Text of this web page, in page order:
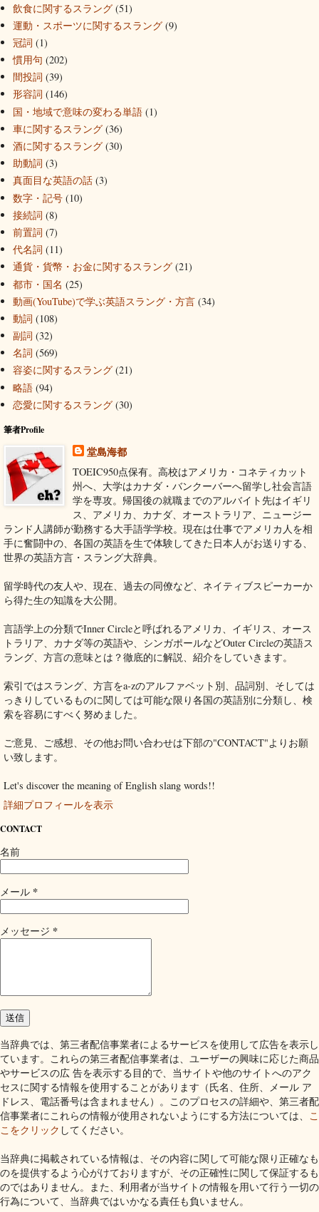
飲食に関するスラング (51)
運動・スポーツに関するスラング (9)
冠詞 (1)
慣用句 (202)
間投詞 (39)
形容詞 (146)
国・地域で意味の変わる単語 (1)
車に関するスラング (36)
酒に関するスラング (30)
助動詞 (3)
真面目な英語の話 (3)
数字・記号 (10)
接続詞 (8)
前置詞 (7)
代名詞 (11)
通貨・貨幣・お金に関するスラング (21)
都市・国名 (25)
動画(YouTube)で学ぶ英語スラング・方言 (34)
動詞 (108)
副詞 (32)
名詞 (569)
容姿に関するスラング (21)
略語 (94)
恋愛に関するスラング (30)
筆者Profile
堂島海都
TOEIC950点保有。高校はアメリカ・コネティカット
州へ、大学はカナダ・バンクーバーへ留学し社会言語
学を専攻。帰国後の就職までのアルバイト先はイギリ
ス、アメリカ、カナダ、オーストラリア、ニュージー
ランド人講師が勤務する大手語学学校。現在は仕事でアメリカ人を相
手に奮闘中の、各国の英語を生で体験してきた日本人がお送りする、
世界の英語方言・スラング大辞典。
留学時代の友人や、現在、過去の同僚など、ネイティブスピーカーか
ら得た生の知識を大公開。
言語学上の分類でInner Circleと呼ばれるアメリカ、イギリス、オース
トラリア、カナダ等の英語や、シンガポールなどOuter Circleの英語ス
ラング、方言の意味とは？徹底的に解説、紹介をしていきます。
索引ではスラング、方言をa-zのアルファベット別、品詞別、そしては
っきりしているものに関しては可能な限り各国の英語別に分類し、検
索を容易にすべく努めました。
ご意見、ご感想、その他お問い合わせは下部の"CONTACT"よりお願
い致します。
Let's discover the meaning of English slang words!!
詳細プロフィールを表示
CONTACT
名前
メール *
メッセージ *
当辞典では、第三者配信事業者によるサービスを使用して広告を表示し
ています。これらの第三者配信事業者は、ユーザーの興味に応じた商品
やサービスの広 告を表示する目的で、当サイトや他のサイトへのアク
セスに関する情報を使用することがあります（氏名、住所、メール ア
ドレス、電話番号は含まれません）。このプロセスの詳細や、第三者配
信事業者にこれらの情報が使用されないようにする方法については、
こ
こをクリック してください。
当辞典に掲載されている情報は、その内容に関して可能な限り正確なも
のを提供するよう心がけておりますが、その正確性に関して保証するも
のではありません。また、利用者が当サイトの情報を用いて行う一切の
行為について、当辞典ではいかなる責任も負いません。